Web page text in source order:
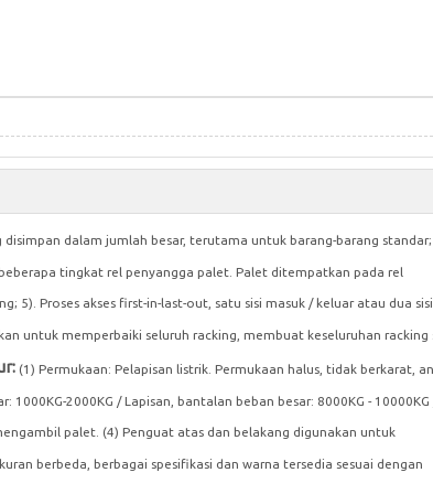
dalam jumlah besar, terutama untuk barang-barang
tingkat rel penyangga palet. Palet ditempatkan pada rel
5). Proses akses first-in-last-out, satu sisi masuk / keluar atau dua sisi
untuk memperbaiki seluruh racking, membuat keseluruhan racking
(1) Permukaan: Pelapisan listrik. Permukaan halus, tidak berkarat,
2000KG / Lapisan, bantalan beban besar: 8000KG - 10000KG
palet. (4) Penguat atas dan belakang digunakan untuk
berbeda, berbagai spesifikasi dan warna tersedia sesuai dengan